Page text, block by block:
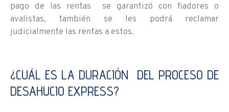
pago de las rentas se garantizó con fiadores o
avalistas, también se les podrá reclamar
judicialmente las rentas a estos.
¿CUÁL ES LA DURACIÓN DEL PROCESO DE
DESAHUCIO EXPRESS?